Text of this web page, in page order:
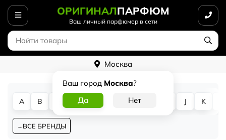
ОРИГИНАЛПАРФЮМ
Ваш личный парфюмер в сети
Москва
Ваш город Москва?
A B D G J K
ВСЕ БРЕНДЫ